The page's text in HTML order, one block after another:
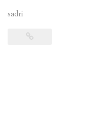
sadri